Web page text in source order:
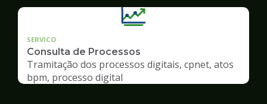
SERVICO
Consulta de Processos
Tramitação dos processos digitais, cpnet, atos
bpm, processo digital